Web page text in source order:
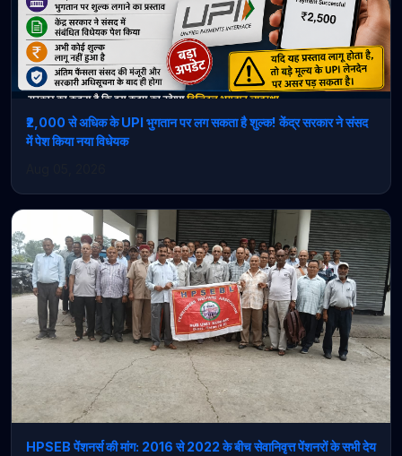
₹2,000 से अधिक के UPI भुगतान पर लग सकता है शुल्क! केंद्र सरकार ने संसद
में पेश किया नया विधेयक
HPSEB पेंशनर्स की मांग: 2016 से 2022 के बीच सेवानिवृत्त पेंशनरों के सभी देय